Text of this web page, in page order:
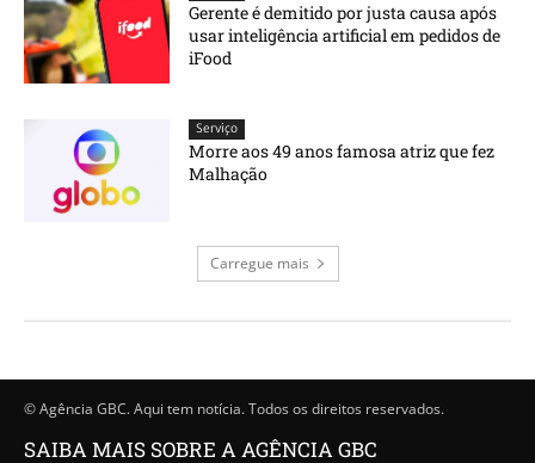
Gerente é demitido por justa causa após
usar inteligência artificial em pedidos de
iFood
Serviço
Morre aos 49 anos famosa atriz que fez
Malhação
Carregue mais
© Agência GBC. Aqui tem notícia. Todos os direitos reservados.
SAIBA MAIS SOBRE A AGÊNCIA GBC